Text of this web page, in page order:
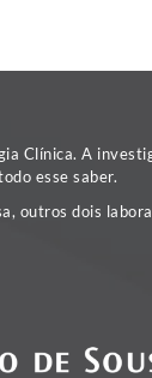
Clínica. A
esse saber.
outros dois